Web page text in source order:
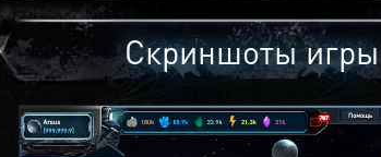
Скриншоты игры